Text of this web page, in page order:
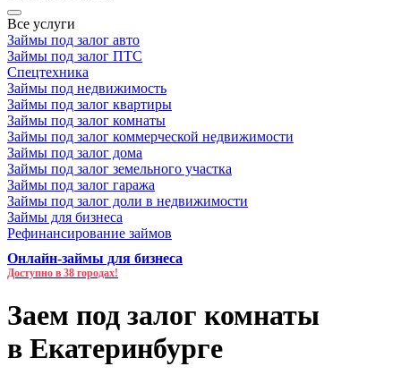
Все услуги
Займы под залог авто
Займы под залог ПТС
Спецтехника
Займы под недвижимость
Займы под залог квартиры
Займы под залог комнаты
Займы под залог коммерческой недвижимости
Займы под залог дома
Займы под залог земельного участка
Займы под залог гаража
Займы под залог доли в недвижимости
Займы для бизнеса
Рефинансирование займов
Онлайн-займы для бизнеса
Доступно в 38 городах!
Заем под залог комнаты
в Екатеринбурге